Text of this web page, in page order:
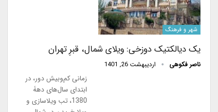
شهر و فرهنگ
یک دیالکتیک دوزخی: ویلای شمال، قبرِ تهران
ناصر فکوهی اردیبهشت 26, 1401
زمانی کم‌وبیش دور، در
ابتدای سال‌های دهۀ
1380، تب ویلا‌سازی و